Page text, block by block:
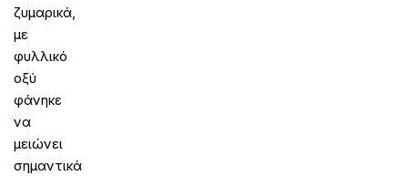
ζυμαρικά,
με
φυλλικό
οξύ
φάνηκε
να
μειώνει
σημαντικά